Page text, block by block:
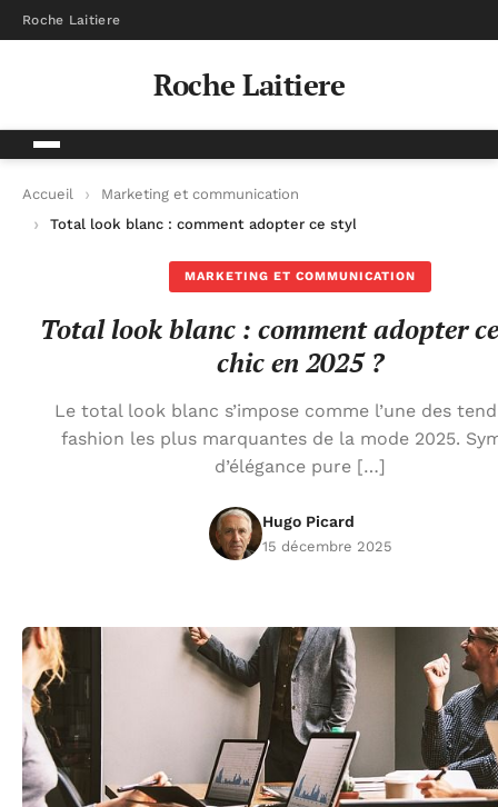
Roche Laitiere
Roche Laitiere
Accueil
Marketing et communication
Total look blanc : comment adopter ce style chic en 2025 ?
MARKETING ET COMMUNICATION
Total look blanc : comment adopter
chic en 2025 ?
Le total look blanc s’impose comme l’une des
fashion les plus marquantes de la mode 2025.
d’élégance pure […]
Hugo Picard
15 décembre 2025